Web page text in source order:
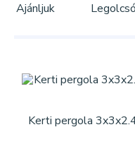
Ajánljuk
Kerti pergola